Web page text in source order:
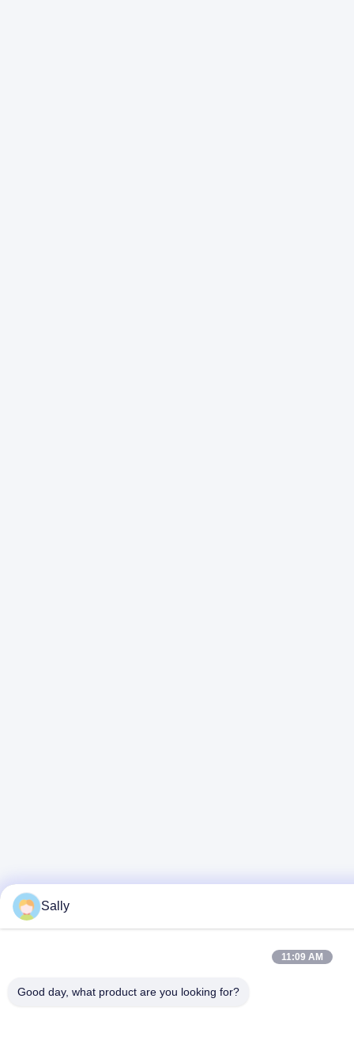
Sally
11:09 AM
Good day, what product are you looking for?